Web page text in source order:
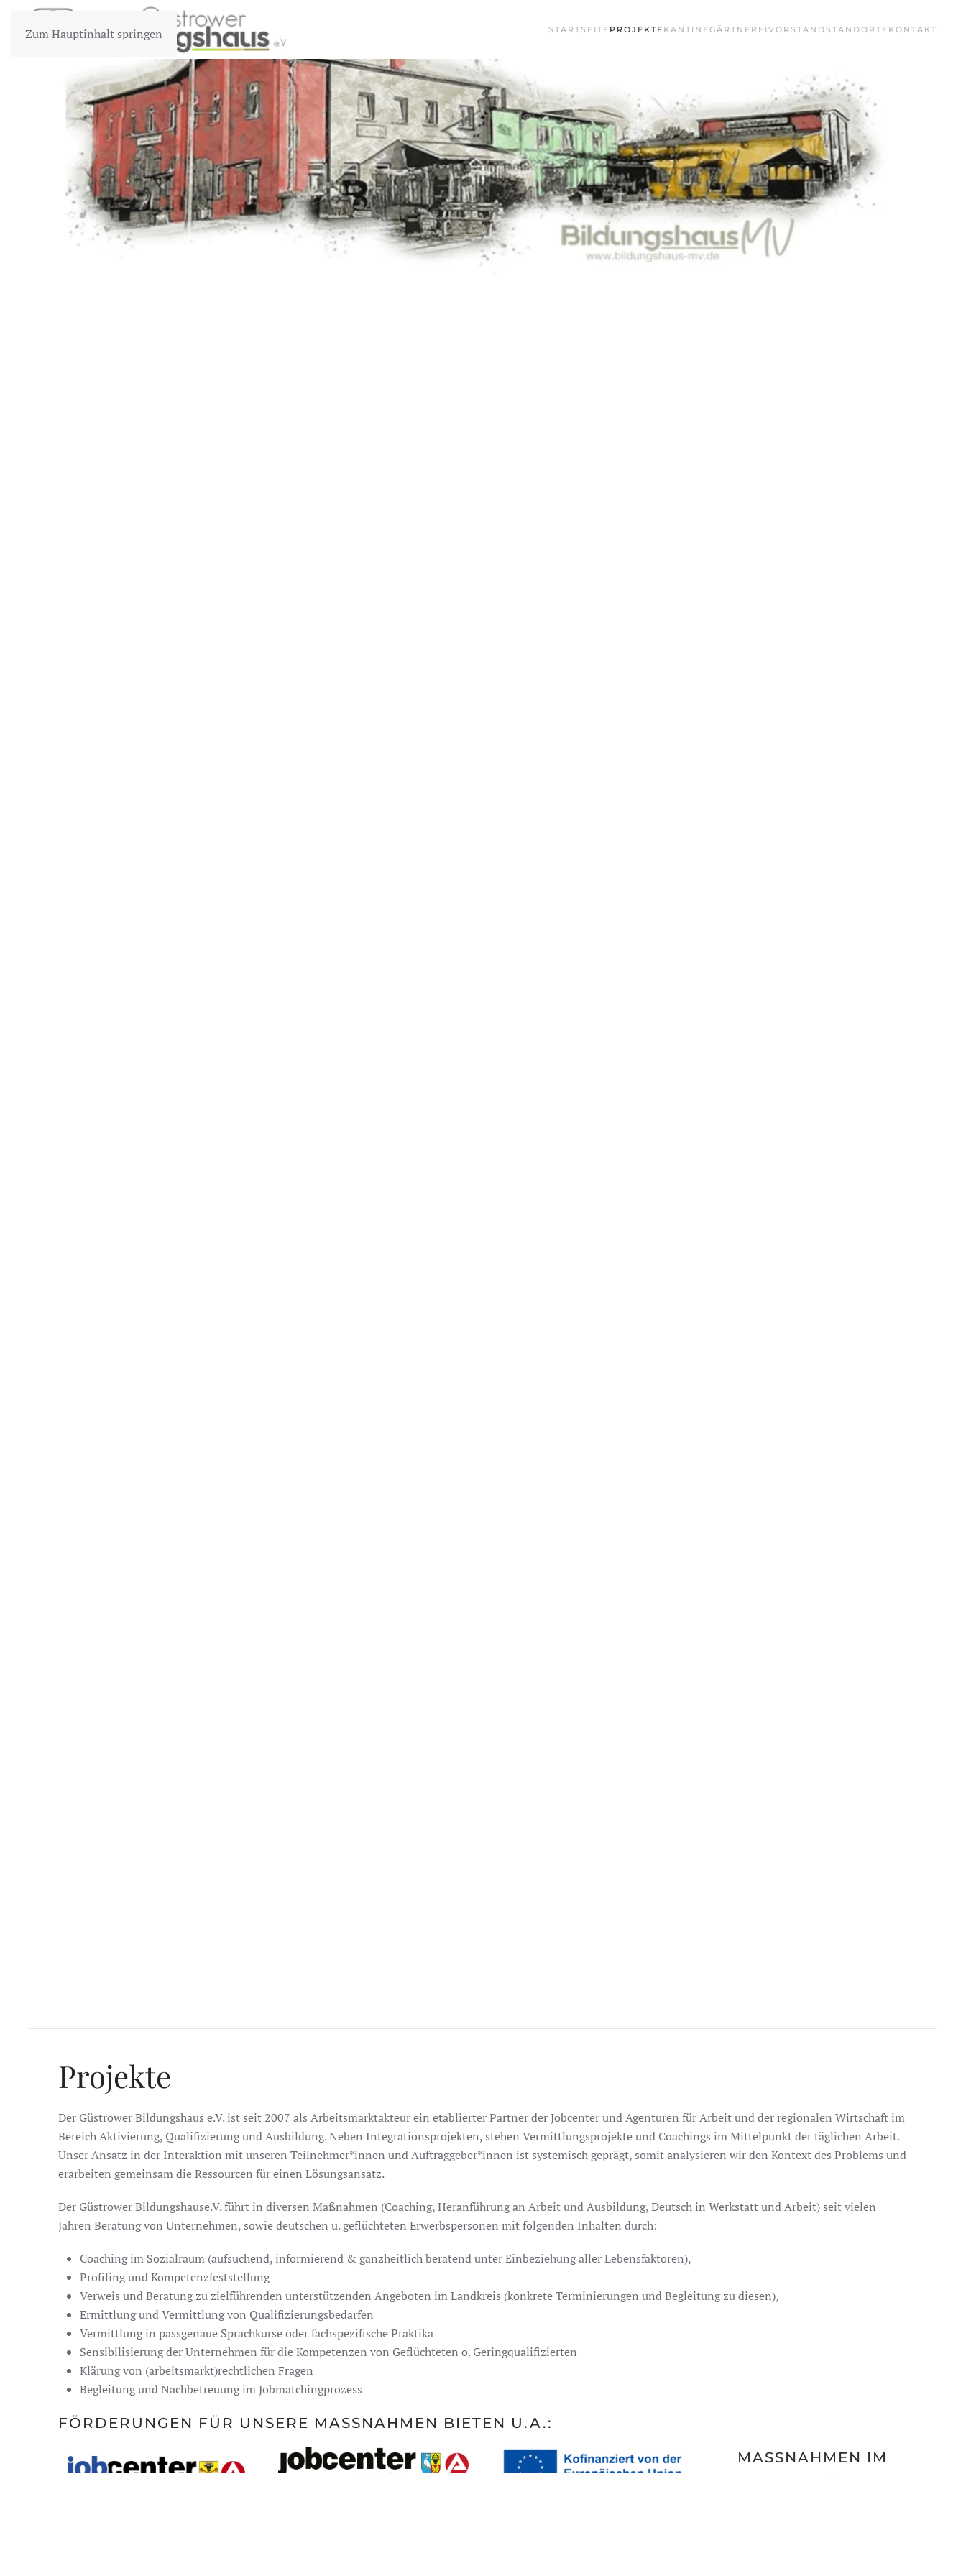
Zum Hauptinhalt springen STARTSEITE PROJEKTE KANTINEGÄRTNEREI VORSTAND STANDORTE KONTAKT
Projekte
Der Güstrower Bildungshaus e.V. ist seit 2007 als Arbeitsmarktakteur ein etablierter Partner der Jobcenter und Agenturen für Arbeit und der regionalen Wirtschaft im
Bereich Aktivierung, Qualifizierung und Ausbildung. Neben Integrationsprojekten, stehen Vermittlungsprojekte und Coachings im Mittelpunkt der täglichen Arbeit.
Unser Ansatz in der Interaktion mit unseren Teilnehmer*innen und Auftraggeber*innen ist systemisch geprägt, somit analysieren wir den Kontext des Problems und
erarbeiten gemeinsam die Ressourcen für einen Lösungsansatz.
Der Güstrower Bildungshause.V. führt in diversen Maßnahmen (Coaching, Heranführung an Arbeit und Ausbildung, Deutsch in Werkstatt und Arbeit) seit vielen
Jahren Beratung von Unternehmen, sowie deutschen u. geflüchteten Erwerbspersonen mit folgenden Inhalten durch:
Coaching im Sozialraum (aufsuchend, informierend & ganzheitlich beratend unter Einbeziehung aller Lebensfaktoren),
Profiling und Kompetenzfeststellung
Verweis und Beratung zu zielführenden unterstützenden Angeboten im Landkreis (konkrete Terminierungen und Begleitung zu diesen),
Ermittlung und Vermittlung von Qualifizierungsbedarfen
Vermittlung in passgenaue Sprachkurse oder fachspezifische Praktika
Sensibilisierung der Unternehmen für die Kompetenzen von Geflüchteten o. Geringqualifizierten
Klärung von (arbeitsmarkt)rechtlichen Fragen
Begleitung und Nachbetreuung im Jobmatchingprozess
FÖRDERUNGEN FÜR UNSERE MASSNAHMEN BIETEN U.A.:
MASSNAHMEN IM B
EREICH E